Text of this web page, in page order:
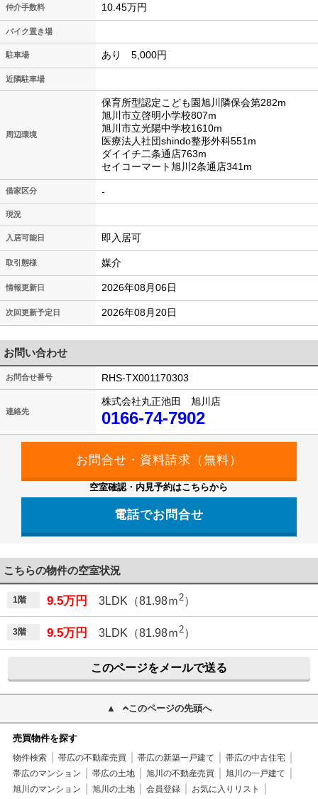
仲介手数料 10.45万円
バイク置き場
駐車場 あり 5,000円
近隣駐車場
周辺環境
保育所型認定こども園旭川隣保会第282m
旭川市立啓明小学校807m
旭川市立光陽中学校1610m
医療法人社団shindo整形外科551m
ダイイチ二条通店763m
セイコーマート旭川2条通店341m
借家区分 -
現況
入居可能日 即入居可
取引態様 媒介
情報更新日 2026年08月06日
次回更新予定日 2026年08月20日
お問い合わせ
お問合せ番号 RHS-TX001170303
連絡先
株式会社丸正池田 旭川店
0166-74-7902
空室確認・内見予約はこちらから
電話でお問合せ
こちらの物件の空室状況
1階 9.5万円 3LDK（81.98ｍ2）
3階 9.5万円 3LDK（81.98ｍ2）
このページをメールで送る
このページの先頭へ
売買物件を探す
物件検索 帯広の不動産売買 帯広の新築一戸建て
帯広の中古住宅
帯広のマンション
帯広の土地 旭川の不動産売買
旭川の一戸建て
旭川のマンション
旭川の土地 会員登録 お気に入りリスト